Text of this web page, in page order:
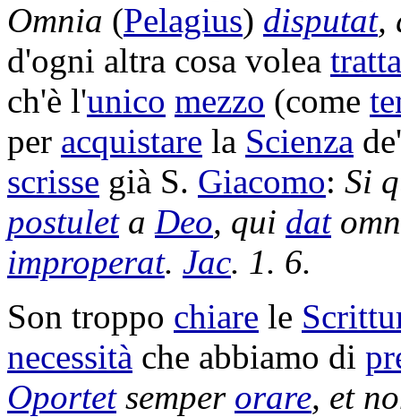
Omnia (Pelagius) disputat,
d'ogni altra cosa volea
ch'è l'unico mezzo (come
per acquistare la Scienza
scrisse già S. Giacomo: Si
postuleta Deo, qui dat
improperat. Jac. 1. 6.
Son troppo chiare le
necessità che abbiamo di
Oportetsemper orare, et